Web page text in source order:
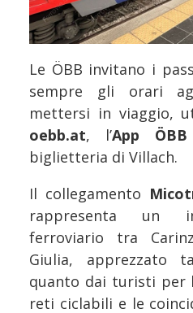
Le ÖBB invitano i
sempre gli orari
mettersi in viaggio,
oebb.at, l’App ÖBB
biglietteria di Villach.
Il collegamento
rappresenta un
ferroviario tra
Giulia, apprezzato
quanto dai turisti per
reti ciclabili e le